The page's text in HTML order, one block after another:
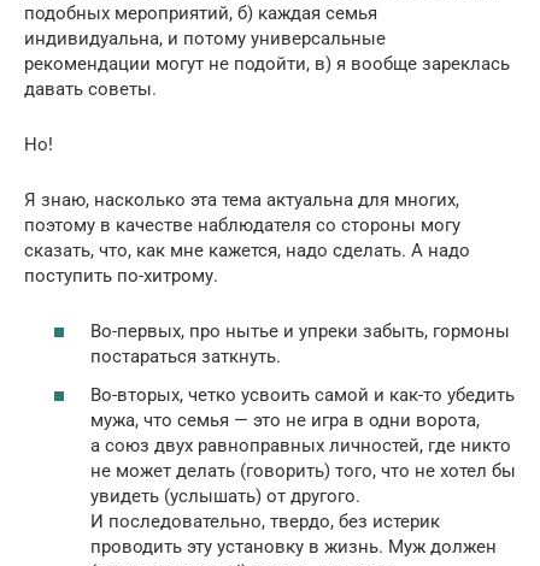
подобных мероприятий, б) каждая семья
индивидуальна, и потому универсальные
рекомендации могут не подойти, в) я вообще зареклась
давать советы.
Но!
Я знаю, насколько эта тема актуальна для многих,
поэтому в качестве наблюдателя со стороны могу
сказать, что, как мне кажется, надо сделать. А надо
поступить по-хитрому.
Во-первых, про нытье и упреки забыть, гормоны
постараться заткнуть.
Во-вторых, четко усвоить самой и как-то убедить
мужа, что семья — это не игра в одни ворота,
а союз двух равноправных личностей, где никто
не может делать (говорить) того, что не хотел бы
увидеть (услышать) от другого.
И последовательно, твердо, без истерик
проводить эту установку в жизнь. Муж должен